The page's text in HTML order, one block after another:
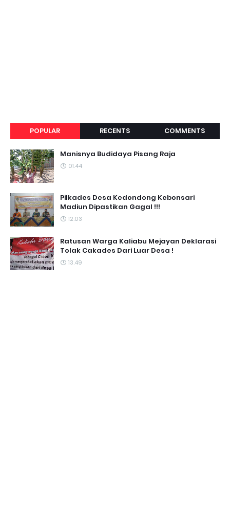
POPULAR RECENTS COMMENTS
Manisnya Budidaya Pisang Raja
01.44
Pilkades Desa Kedondong Kebonsari
Madiun Dipastikan Gagal !!!
12.03
Ratusan Warga Kaliabu Mejayan Deklarasi
Tolak Cakades Dari Luar Desa !
13.49